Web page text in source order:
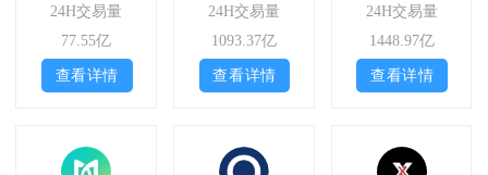
24H交易量
77.55亿
查看详情
24H交易量
1093.37亿
查看详情
24H交易量
1448.97亿
查看详情